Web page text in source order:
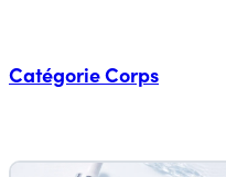
CatégorieCorps